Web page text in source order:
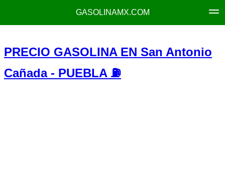
GASOLINAMX.COM
PRECIO GASOLINA EN San Antonio
Cañada - PUEBLA ⛽